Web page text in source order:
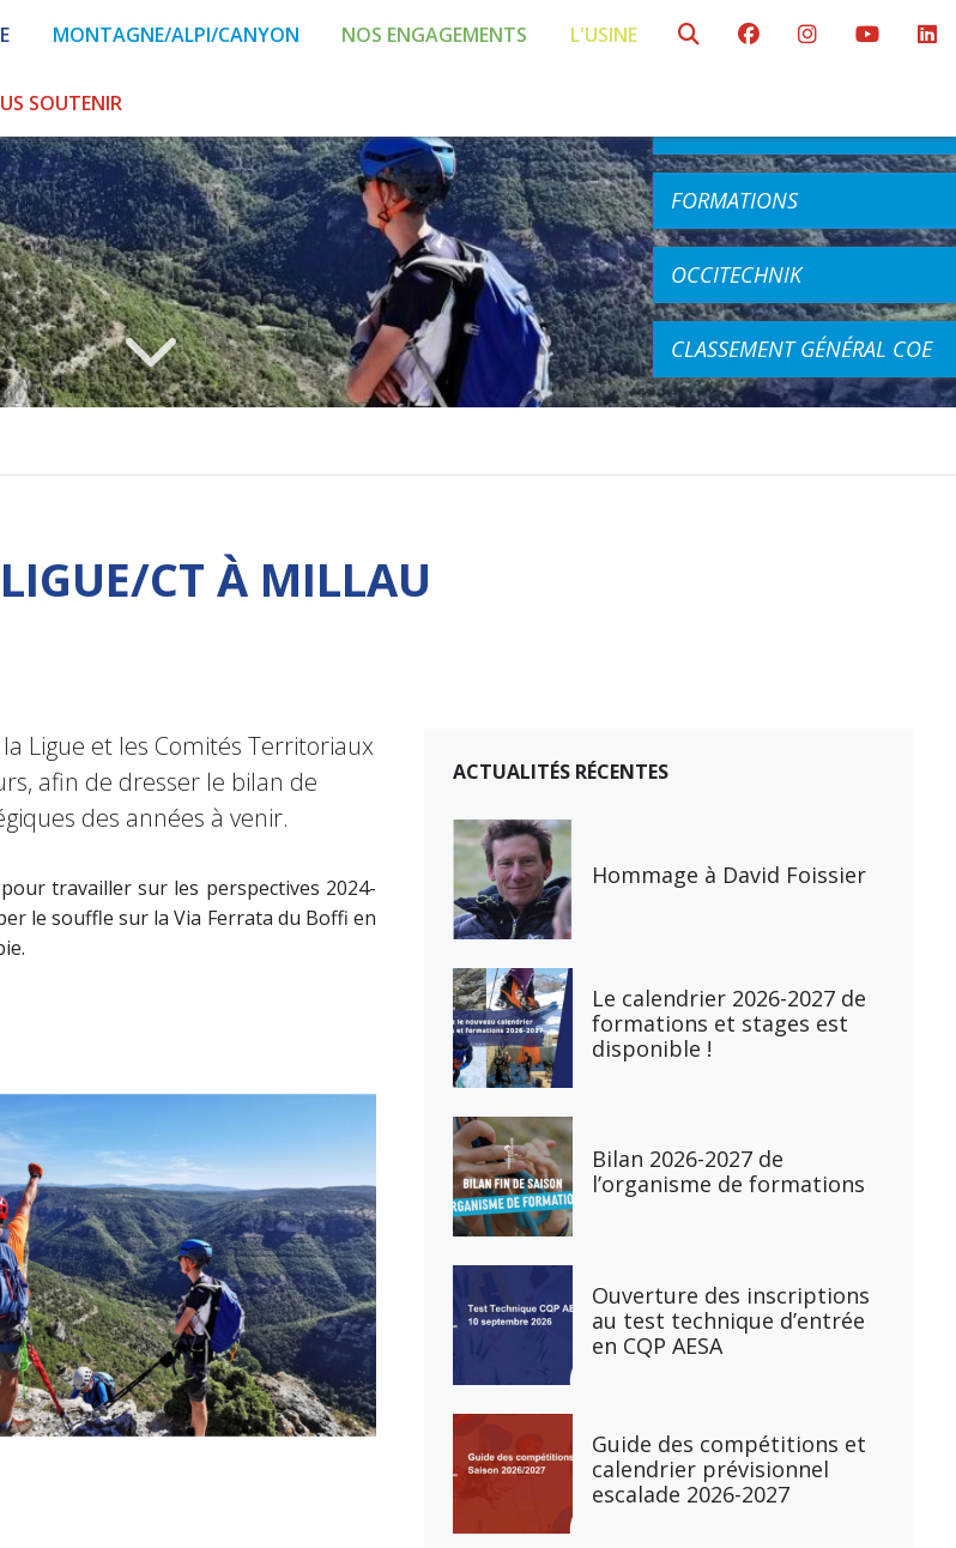
MONTAGNE/ALPI/CANYON NOS ENGAGEMENTS L'USINE
SOUTENIR
AGENDA
FORMATIONS
OCCITECHNIK
CLASSEMENT GÉNÉRAL COE
CT À MILLAU
Ligue et les Comités Territoriaux
afin de dresser le bilan de
des années à venir.
travailler sur les perspectives 2024-
le souffle sur la Via Ferrata du Boffi en
ACTUALITÉS RÉCENTES
Hommage à David Foissier
Le calendrier 2026-2027 de
formations et stages est
disponible !
Bilan 2026-2027 de
l’organisme de formations
Ouverture des inscriptions
au test technique d’entrée
en CQP AESA
Guide des compétitions et
calendrier prévisionnel
escalade 2026-2027